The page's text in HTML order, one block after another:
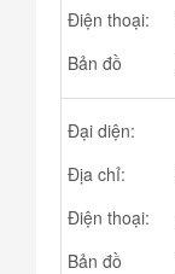
Điện thoại:
Bản đồ
Đại diện:
Địa chỉ:
Điện thoại:
Bản đồ